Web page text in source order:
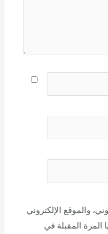
والموقع الإلكتروني
المرة المقبلة في